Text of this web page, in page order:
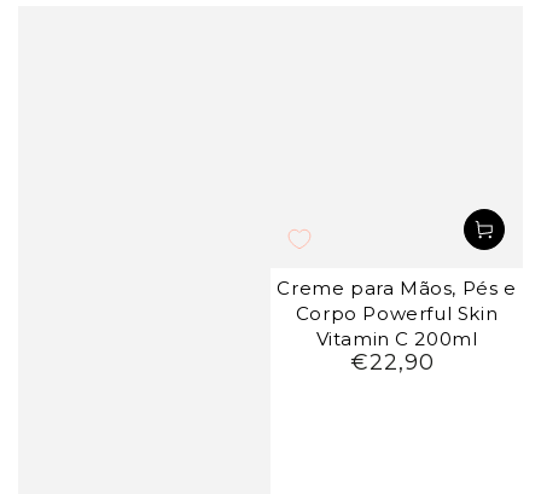
Creme para Mãos, Pés e
Corpo Powerful Skin
Vitamin C 200ml
Preço
€22,90